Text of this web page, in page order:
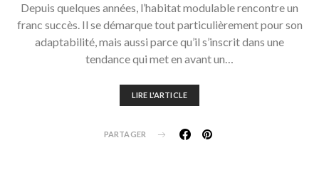
Depuis quelques années, l’habitat modulable rencontre un
franc succès. Il se démarque tout particulièrement pour son
adaptabilité, mais aussi parce qu’il s’inscrit dans une
tendance qui met en avant un…
LIRE L'ARTICLE
PARTAGER